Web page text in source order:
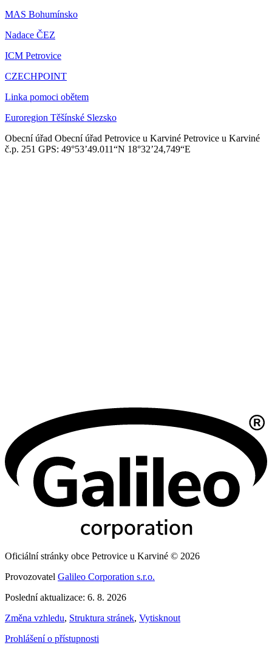
MAS Bohumínsko
Nadace ČEZ
ICM Petrovice
CZECHPOINT
Linka pomoci obětem
Euroregion Těšínské Slezsko
Obecní úřad Obecní úřad Petrovice u Karviné Petrovice u Karviné
č.p. 251 GPS: 49°53’49.011“N 18°32’24,749“E
Oficiální stránky obce Petrovice u Karviné © 2026
Provozovatel Galileo Corporation s.r.o.
Poslední aktualizace: 6. 8. 2026
Změna vzhledu, Struktura stránek, Vytisknout
Prohlášení o přístupnosti